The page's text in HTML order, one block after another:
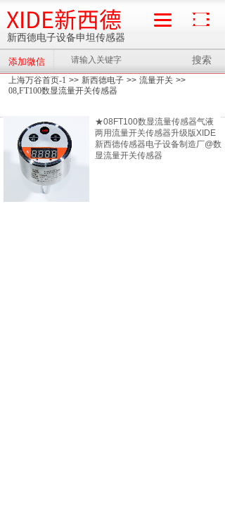
上海万谷首页-1 >> 新西德电子 >> 流量开关 >>
08,FT100数显流量开关传感器
★08FT100数显流量传感器气液
两用流量开关传感器升级版XIDE
新西德传感器电子设备制造厂@数
显流量开关传感器
搜索
添加微信
新西德电子设备申坦传感器
XIDE新西德